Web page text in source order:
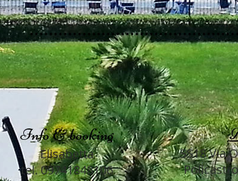
SS18 Via
Info & booking
Elisabetta
tel. 09741848106